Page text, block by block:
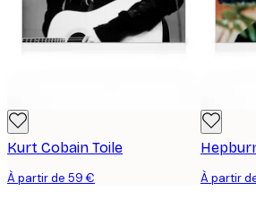
Kurt Cobain Toile
À partir de 59 € À partir